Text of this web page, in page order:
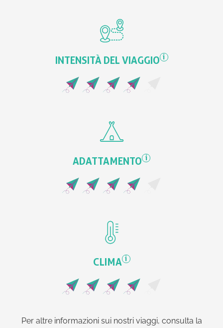
INTENSITÀ DEL VIAGGIO i
ADATTAMENTO i
CLIMA i
Per altre informazioni sui nostri viaggi, consulta la